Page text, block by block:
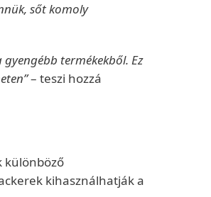
sőt komoly
termékekből. Ez
– teszi hozzá
különböző
kihasználhatják a